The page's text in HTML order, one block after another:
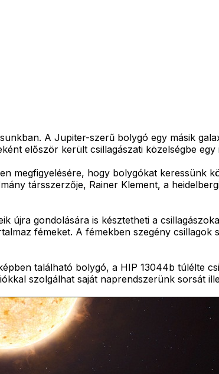
A Jupiter-szerű bolygó egy másik
először került csillagászati közelségbe
megfigyelésére, hogy bolygókat keressünk
társszerzője, Rainer Klement, a
újra gondolására is késztetheti a
fémeket. A fémekben szegény
található bolygó, a HIP 13044b túlélte
szolgálhat saját naprendszerünk sorsát